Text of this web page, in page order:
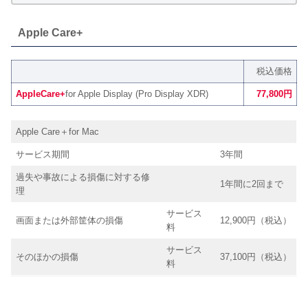
Apple Care+
税込価格
AppleCare+for Apple Display (Pro Display XDR) 77,800円
Apple Care＋for Mac
サービス期間 3年間
過失や事故による損傷に対する修
理
1年間に2回まで
画面または外部筐体の損傷
サービス
料
12,900円（税込）
そのほかの損傷
サービス
料
37,100円（税込）